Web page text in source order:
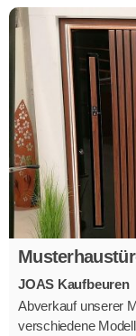
JOAS Kaufbeuren
Abverkauf unserer
verschiedene